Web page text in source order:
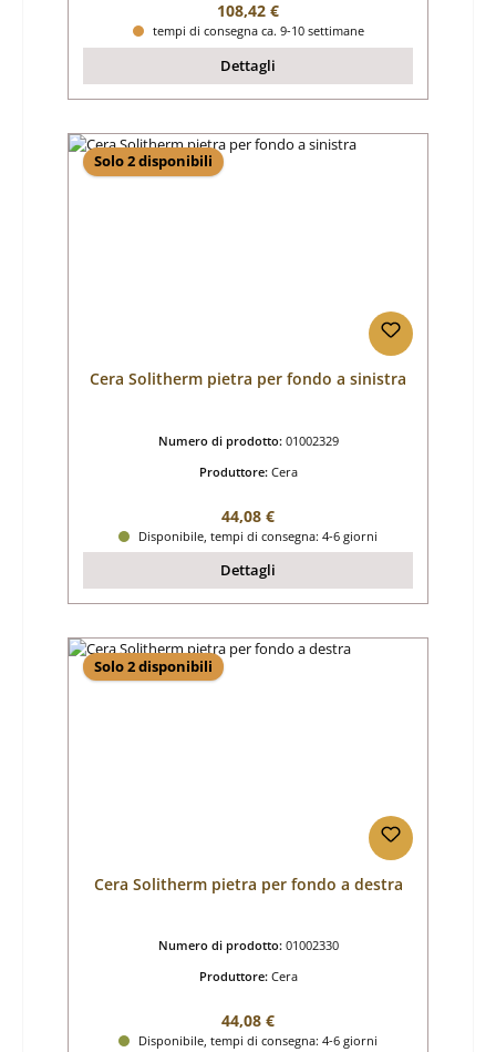
Prezzo normale:
108,42 €
tempi di consegna ca. 9-10 settimane
Dettagli
Solo 2 disponibili
Cera Solitherm pietra per fondo a sinistra
Numero di prodotto: 01002329
Produttore: Cera
Prezzo normale:
44,08 €
Disponibile, tempi di consegna: 4-6 giorni
Dettagli
Solo 2 disponibili
Cera Solitherm pietra per fondo a destra
Numero di prodotto: 01002330
Produttore: Cera
Prezzo normale:
44,08 €
Disponibile, tempi di consegna: 4-6 giorni